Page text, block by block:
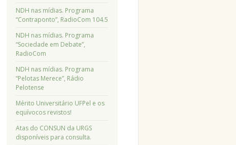
NDH nas mídias. Programa
“Contraponto”, RadioCom 104.5
NDH nas mídias. Programa
“Sociedade em Debate”,
RadioCom
NDH nas mídias. Programa
“Pelotas Merece”, Rádio
Pelotense
Mérito Universitário UFPel e os
equívocos revistos!
Atas do CONSUN da URGS
disponíveis para consulta.